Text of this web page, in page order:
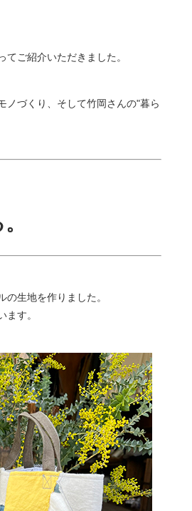
ご紹介いただきました。
ノづくり、そして竹岡さんの"暮ら
生地を作りました。
す。